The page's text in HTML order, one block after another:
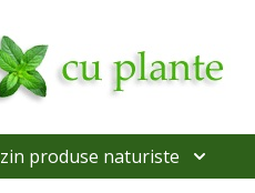
produse naturiste